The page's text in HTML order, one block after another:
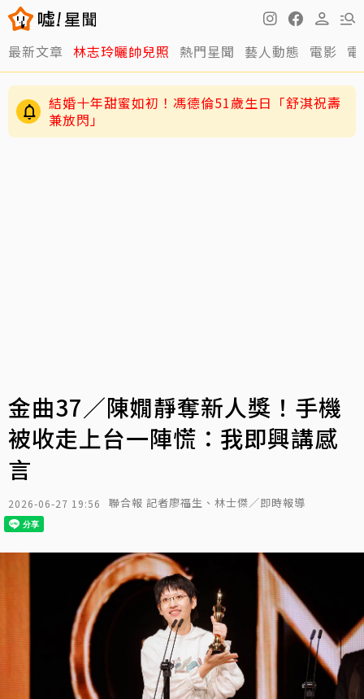
最新文章 林志玲曬帥兒照 熱門星聞 藝人動態 電影
結婚十年甜蜜如初！馮德倫51歲生日「舒淇祝壽
兼放閃」
金曲37／陳嫺靜奪新人獎！手機
被收走上台一陣慌：我即興講感
言
2026-06-27 19:56 聯合報 記者廖福生、林士傑／即時報導